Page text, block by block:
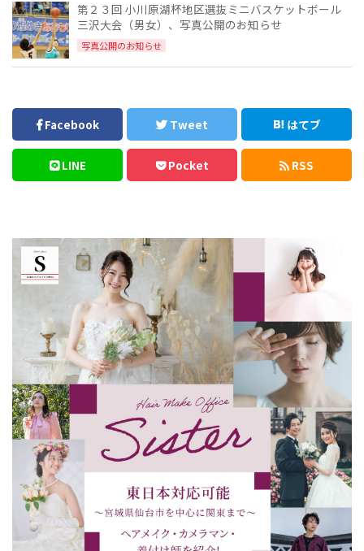
Facebook Tweet はてブ
LINE Pocket RSS
第２３回 ⼩川原湖杯地区選抜ミニバスケットボール
三沢⼤会（男女）、写真公開のお知らせ
写真公開のお知らせ